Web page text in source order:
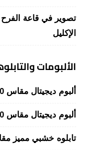
تصوير في قاعة
الإكليل
الألبومات
ألبوم ديجيتال مقاس 30×45
ألبوم ديجيتال مقاس 30×80
تابلوه خشبي مميز مقاس